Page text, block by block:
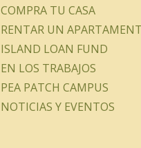
COMPRA TU CASA
RENTAR UN
ISLAND LOAN FUND
EN LOS TRABAJOS
PEA PATCH CAMPUS
NOTICIAS Y EVENTOS